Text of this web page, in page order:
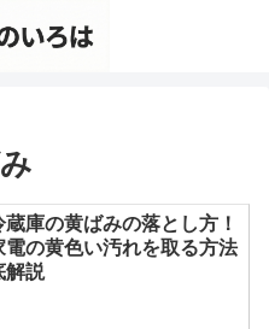
蔵庫の黄ばみの落とし方！
電の黄色い汚れを取る方法
解説